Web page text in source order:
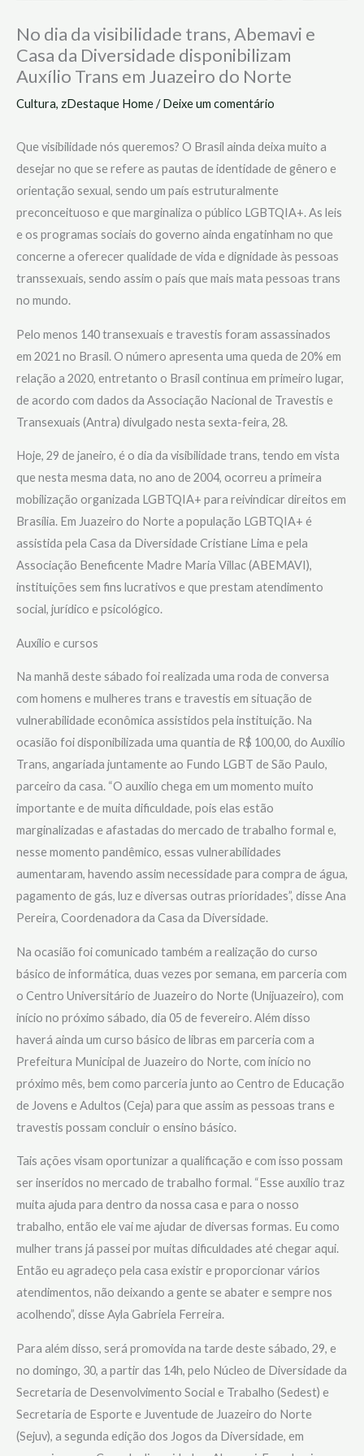
No dia da visibilidade trans, Abemavi e
Casa da Diversidade disponibilizam
Auxílio Trans em Juazeiro do Norte
Cultura, zDestaque Home/Deixe um comentário
Que visibilidade nós queremos? O Brasil ainda deixa muito a
desejar no que se refere as pautas de identidade de gênero e
orientação sexual, sendo um país estruturalmente
preconceituoso e que marginaliza o público LGBTQIA+. As leis
e os programas sociais do governo ainda engatinham no que
concerne a oferecer qualidade de vida e dignidade às pessoas
transsexuais, sendo assim o país que mais mata pessoas trans
no mundo.
Pelo menos 140 transexuais e travestis foram assassinados
em 2021 no Brasil. O número apresenta uma queda de 20% em
relação a 2020, entretanto o Brasil continua em primeiro lugar,
de acordo com dados da Associação Nacional de Travestis e
Transexuais (Antra) divulgado nesta sexta-feira, 28.
Hoje, 29 de janeiro, é o dia da visibilidade trans, tendo em vista
que nesta mesma data, no ano de 2004, ocorreu a primeira
mobilização organizada LGBTQIA+ para reivindicar direitos em
Brasília. Em Juazeiro do Norte a população LGBTQIA+ é
assistida pela Casa da Diversidade Cristiane Lima e pela
Associação Beneficente Madre Maria Villac (ABEMAVI),
instituições sem fins lucrativos e que prestam atendimento
social, jurídico e psicológico.
Auxílio e cursos
Na manhã deste sábado foi realizada uma roda de conversa
com homens e mulheres trans e travestis em situação de
vulnerabilidade econômica assistidos pela instituição. Na
ocasião foi disponibilizada uma quantia de R$ 100,00, do Auxílio
Trans, angariada juntamente ao Fundo LGBT de São Paulo,
parceiro da casa. “O auxilio chega em um momento muito
importante e de muita dificuldade, pois elas estão
marginalizadas e afastadas do mercado de trabalho formal e,
nesse momento pandêmico, essas vulnerabilidades
aumentaram, havendo assim necessidade para compra de água,
pagamento de gás, luz e diversas outras prioridades”, disse Ana
Pereira, Coordenadora da Casa da Diversidade.
Na ocasião foi comunicado também a realização do curso
básico de informática, duas vezes por semana, em parceria com
o Centro Universitário de Juazeiro do Norte (Unijuazeiro), com
início no próximo sábado, dia 05 de fevereiro. Além disso
haverá ainda um curso básico de libras em parceria com a
Prefeitura Municipal de Juazeiro do Norte, com início no
próximo mês, bem como parceria junto ao Centro de Educação
de Jovens e Adultos (Ceja) para que assim as pessoas trans e
travestis possam concluir o ensino básico.
Tais ações visam oportunizar a qualificação e com isso possam
ser inseridos no mercado de trabalho formal. “Esse auxílio traz
muita ajuda para dentro da nossa casa e para o nosso
trabalho, então ele vai me ajudar de diversas formas. Eu como
mulher trans já passei por muitas dificuldades até chegar aqui.
Então eu agradeço pela casa existir e proporcionar vários
atendimentos, não deixando a gente se abater e sempre nos
acolhendo”, disse Ayla Gabriela Ferreira.
Para além disso, será promovida na tarde deste sábado, 29, e
no domingo, 30, a partir das 14h, pelo Núcleo de Diversidade da
Secretaria de Desenvolvimento Social e Trabalho (Sedest) e
Secretaria de Esporte e Juventude de Juazeiro do Norte
(Sejuv), a segunda edição dos Jogos da Diversidade, em